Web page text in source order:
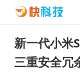
新一代小米
三重安全冗